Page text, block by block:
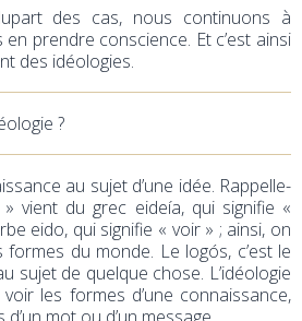
des cas, nous continuons à
prendre conscience. Et c’est ainsi
des idéologies.
?
au sujet d’une idée. Rappelle-
vient du grec eideía, qui signifie «
eido, qui signifie « voir » ; ainsi, on
du monde. Le logós, c’est le
sujet de quelque chose. L’idéologie
les formes d’une connaissance,